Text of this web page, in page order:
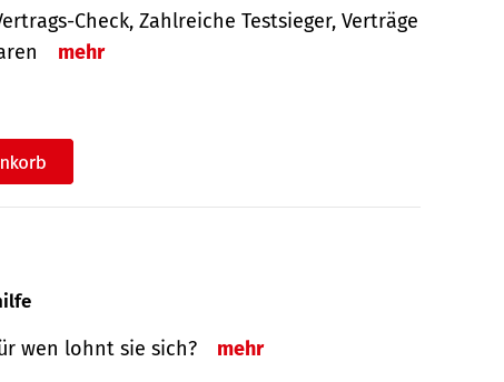
Check, Zahlreiche Testsieger, Verträge
mehr
wen lohnt sie sich? mehr